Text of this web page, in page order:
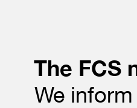
The FCS
We